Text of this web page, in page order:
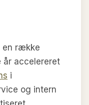
en række
år accelereret
i
og intern